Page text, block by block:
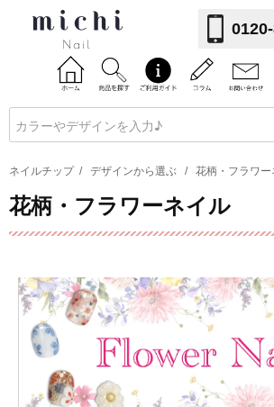
ネイルチップ / デザインから選ぶ / 花柄・フラワー
花柄・フラワーネイル